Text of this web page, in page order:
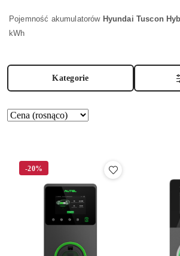
Pojemność akumulatorów Hyundai Tuscon
kWh
Kategorie
Zastosowano
Sortuj
-20%